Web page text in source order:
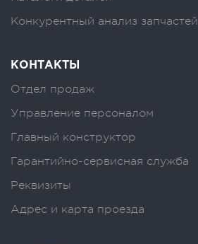
Конкурентный анализ запчастей
КОНТАКТЫ
Отдел продаж
Управление персоналом
Главный конструктор
Гарантийно-сервисная служба
Реквизиты
Адрес и карта проезда